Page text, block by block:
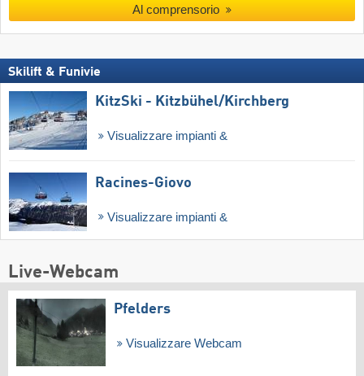
Al comprensorio
Skilift & Funivie
KitzSki - Kitzbühel/​Kirchberg
Visualizzare impianti &
Racines-Giovo
Visualizzare impianti &
Live-Webcam
Pfelders
Visualizzare Webcam